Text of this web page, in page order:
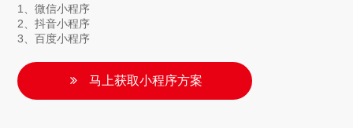
1、微信小程序
2、抖音小程序
3、百度小程序
马上获取小程序方案